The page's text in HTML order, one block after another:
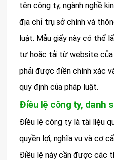
tên công ty, ngành nghề
địa chỉ trụ sở chính và
luật. Mẫu giấy này có thể
tư hoặc tải từ website của
phải được điền chính xác
quy định của pháp luật.
Điều lệ công ty, danh
Điều lệ công ty là tài liệu
quyền lợi, nghĩa vụ và cơ
Điều lệ này cần được các